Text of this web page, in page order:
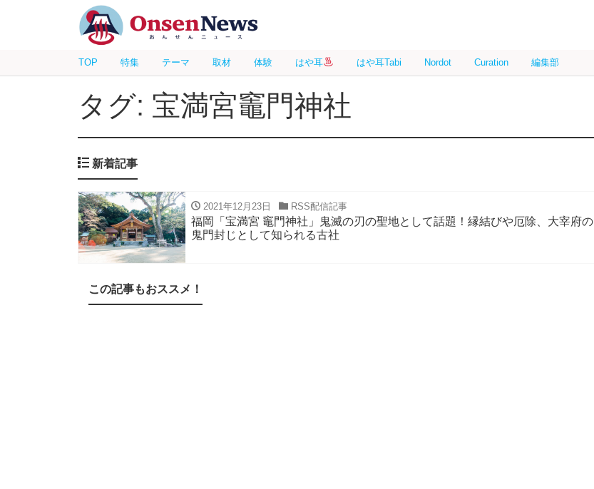
TOP 特集 テーマ 取材 体験 はや耳 はや耳Tabi Nordot Curation 編集部
タグ: 宝満宮竈門神社
新着記事
2021年12月23日 RSS配信記事
福岡「宝満宮 竈門神社」鬼滅の刃の聖地として話題！縁結びや厄除、大宰府の
鬼門封じとして知られる古社
この記事もおススメ！